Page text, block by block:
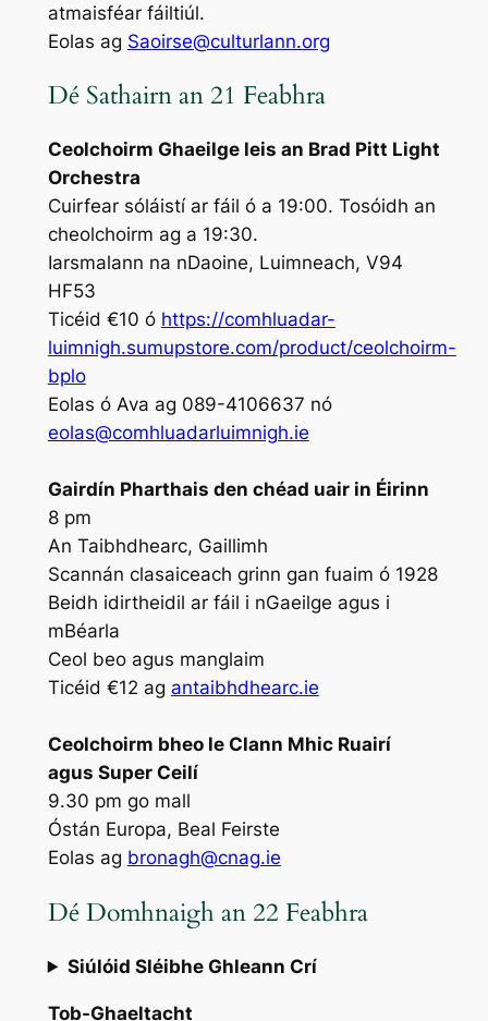
atmaisféar fáiltiúl.
Eolas ag Saoirse@culturlann.org
Dé Sathairn an 21 Feabhra
Ceolchoirm Ghaeilge leis an Brad Pitt Light
Orchestra
Cuirfear sóláistí ar fáil ó a 19:00. Tosóidh an
cheolchoirm ag a 19:30.
Iarsmalann na nDaoine, Luimneach, V94
HF53
Ticéid €10 ó https://comhluadar-
luimnigh.sumupstore.com/product/ceolchoirm-
bplo
Eolas ó Ava ag 089-4106637 nó
eolas@comhluadarluimnigh.ie
Gairdín Pharthais den chéad uair in Éirinn
8 pm
An Taibhdhearc, Gaillimh
Scannán clasaiceach grinn gan fuaim ó 1928
Beidh idirtheidil ar fáil i nGaeilge agus i
mBéarla
Ceol beo agus manglaim
Ticéid €12 ag antaibhdhearc.ie
Ceolchoirm bheo le Clann Mhic Ruairí
agus Super Ceilí
9.30 pm go mall
Óstán Europa, Beal Feirste
Eolas ag bronagh@cnag.ie
Dé Domhnaigh an 22 Feabhra
Siúlóid Sléibhe Ghleann Crí
Tob-Ghaeltacht